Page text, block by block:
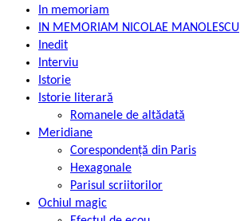
In memoriam
IN MEMORIAM NICOLAE MANOLESCU
Inedit
Interviu
Istorie
Istorie literară
Romanele de altădată
Meridiane
Corespondență din Paris
Hexagonale
Parisul scriitorilor
Ochiul magic